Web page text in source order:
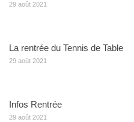
29 août 2021
La rentrée du Tennis de Table
29 août 2021
Infos Rentrée
29 août 2021